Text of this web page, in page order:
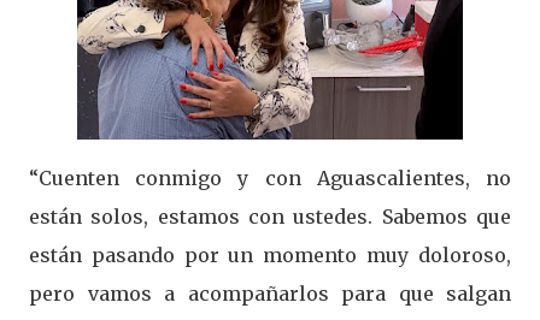
“Cuenten conmigo y con Aguascalientes, no
están solos, estamos con ustedes. Sabemos que
están pasando por un momento muy doloroso,
pero vamos a acompañarlos para que salgan